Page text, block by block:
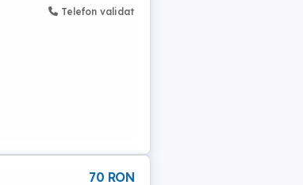
Telefon validat
70 RON